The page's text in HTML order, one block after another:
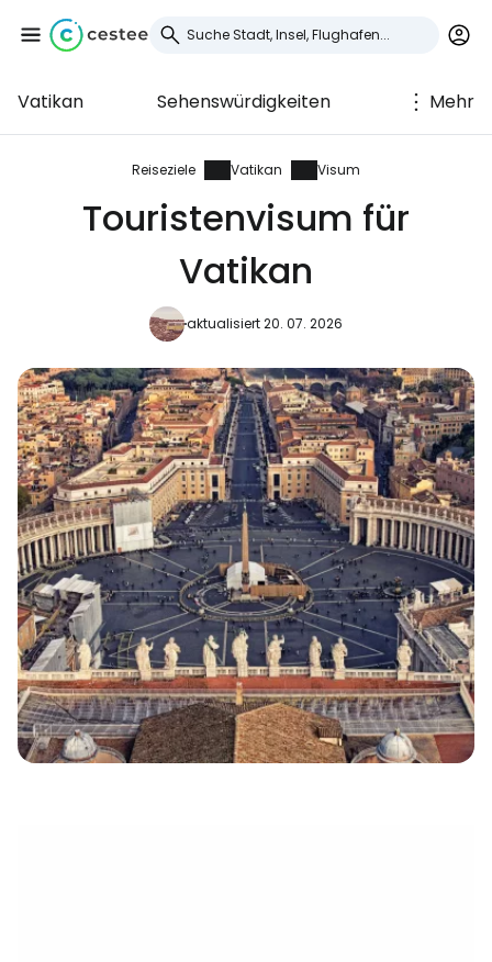
Vatikan Sehenswürdigkeiten Mehr
Reiseziele Vatikan Visum
Touristenvisum für
Vatikan
aktualisiert 20. 07. 2026
Anmeldung bei
Cestee
... die weltweite Reise-Community
Weiter mit Facebook
Weiter mit E-Mail